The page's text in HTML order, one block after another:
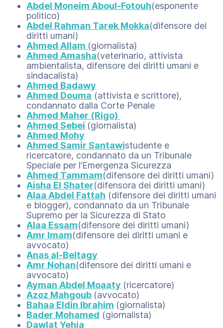
Abdel Moneim Aboul-Fotouh(esponente
politico)
Abdel Rahman Tarek Mokka(difensore dei
diritti umani)
Ahmed Allam (giornalista)
Ahmed Amasha(veterinario, attivista
ambientalista, difensore dei diritti umani e
sindacalista)
Ahmed Badawy
Ahmed Douma (attivista e scrittore),
condannato dalla Corte Penale
Ahmed Maher (Rigo)
Ahmed Sebei (giornalista)
Ahmed Mohy
Ahmed Samir Santawistudente e
ricercatore, condannato da un Tribunale
Speciale per l’Emergenza Sicurezza
Ahmed Tammam(difensore dei diritti umani)
Aisha El Shater(difensora dei diritti umani)
Alaa Abdel Fattah (difensore dei diritti umani
e blogger), condannato da un Tribunale
Supremo per la Sicurezza di Stato
Alaa Essam(difensore dei diritti umani)
Amr Imam(difensore dei diritti umani e
avvocato)
Anas al-Beltagy
Amr Nohan(difensore dei diritti umani e
avvocato)
Ayman Abdel Moaaty (ricercatore)
Azoz Mahgoub (avvocato)
Bahaa Eldin Ibrahim (giornalista)
Bader Mohamed (giornalista)
Dawlat Yehia